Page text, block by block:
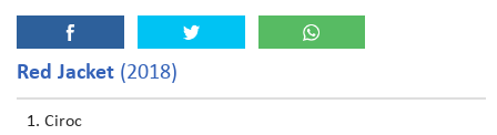
Red Jacket (2018)
Ciroc